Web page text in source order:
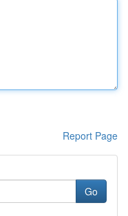
Report Page
Go